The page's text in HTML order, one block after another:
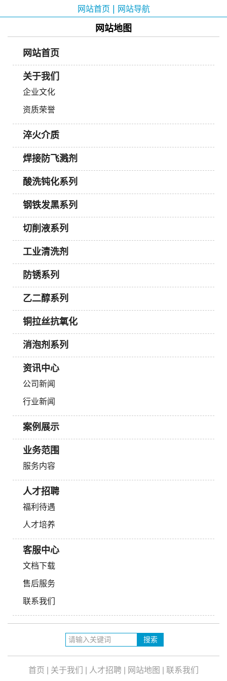
网站首页 网站导航
网站地图
网站首页
关于我们
企业文化
资质荣誉
淬火介质
焊接防飞溅剂
酸洗钝化系列
钢铁发黑系列
切削液系列
工业清洗剂
防锈系列
乙二醇系列
铜拉丝抗氧化
消泡剂系列
资讯中心
公司新闻
行业新闻
案例展示
业务范围
服务内容
人才招聘
福利待遇
人才培养
客服中心
文档下载
售后服务
联系我们
首页 关于我们 人才招聘 网站地图 联系我们